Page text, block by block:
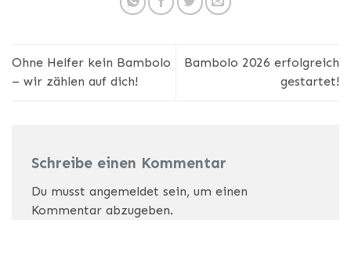
Ohne Helfer kein Bambolo
– wir zählen auf dich!
Bambolo 2026 erfolgreich
gestartet!
Schreibe einen Kommentar
Du musst angemeldet sein, um einen
Kommentar abzugeben.